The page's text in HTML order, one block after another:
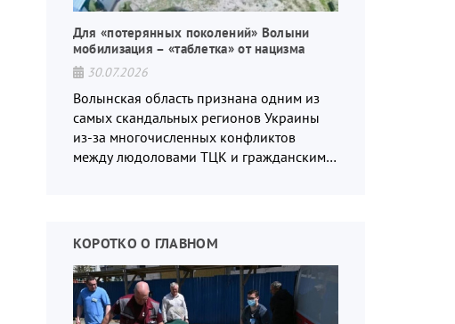
Для «потерянных поколений» Волыни
мобилизация – «таблетка» от нацизма
30.07.2026
Волынская область признана одним из
самых скандальных регионов Украины
из-за многочисленных конфликтов
между людоловами ТЦК и гражданским
КОРОТКО О ГЛАВНОМ